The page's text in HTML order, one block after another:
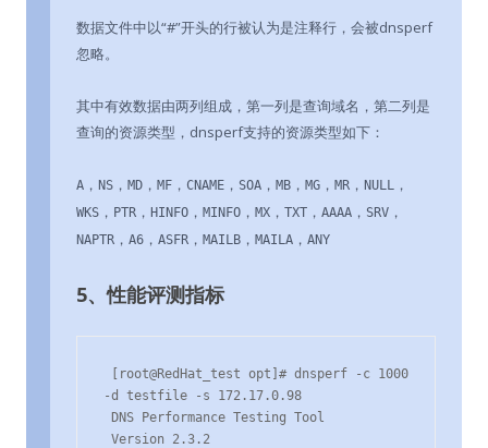
数据文件中以“#”开头的行被认为是注释行，会被dnsperf
忽略。
其中有效数据由两列组成，第一列是查询域名，第二列是
查询的资源类型，dnsperf支持的资源类型如下：
A ， NS ， MD ， MF ， CNAME ， SOA ， MB ， MG ， MR ， NULL ，
WKS ， PTR ， HINFO ， MINFO ， MX ， TXT ， AAAA ， SRV ，
NAPTR ， A6 ， ASFR ， MAILB ， MAILA ， ANY
5、性能评测指标
-d testfile -s 172.17.0.98